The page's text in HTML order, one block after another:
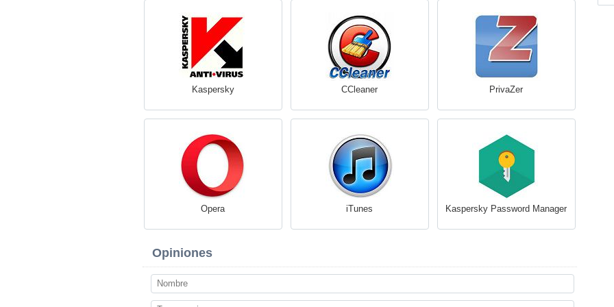
Kaspersky CCleaner PrivaZer
Opera iTunes Kaspersky Password Manager
Opiniones